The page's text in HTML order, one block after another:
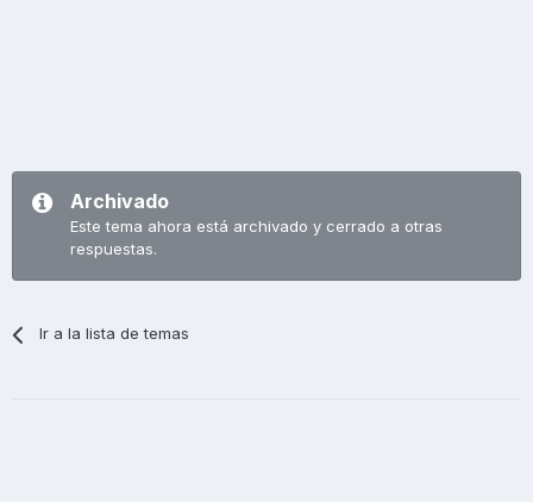
Archivado
Este tema ahora está archivado y cerrado a otras
respuestas.
Ir a la lista de temas